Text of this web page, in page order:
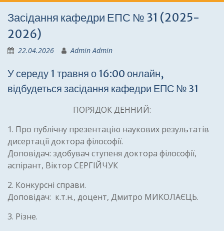
Засідання кафедри ЕПС № 31 (2025-
2026)
22.04.2026 Admin Admin
У середу 1 травня о 16:00 онлайн,
відбудеться засідання кафедри ЕПС № 31
ПОРЯДОК ДЕННИЙ:
1. Про публічну презентацію наукових результатів
дисертації доктора філософії.
Доповідач: здобувач ступеня доктора філософії,
аспірант, Віктор СЕРГІЙЧУК
2. Конкурсні справи.
Доповідач: к.т.н., доцент, Дмитро МИКОЛАЄЦЬ.
3. Різне.